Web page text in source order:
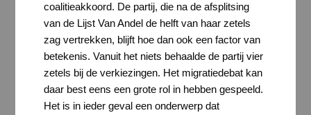
coalitieakkoord. De partij, die na de afsplitsing
van de Lijst Van Andel de helft van haar zetels
zag vertrekken, blijft hoe dan ook een factor van
betekenis. Vanuit het niets behaalde de partij vier
zetels bij de verkiezingen. Het migratiedebat kan
daar best eens een grote rol in hebben gespeeld.
Het is in ieder geval een onderwerp dat